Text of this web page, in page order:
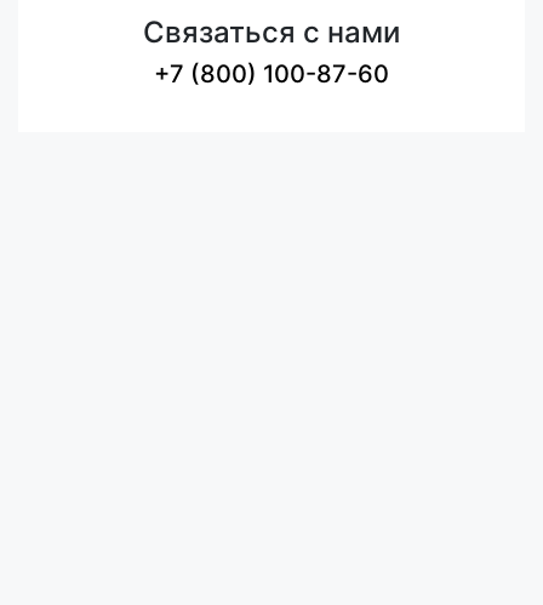
Связаться с нами
+7 (800) 100-87-60